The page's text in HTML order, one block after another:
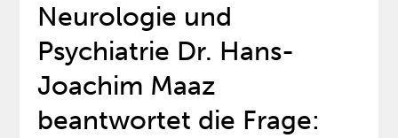
Neurologie und
Psychiatrie Dr. Hans-
Joachim Maaz
beantwortet die Frage: